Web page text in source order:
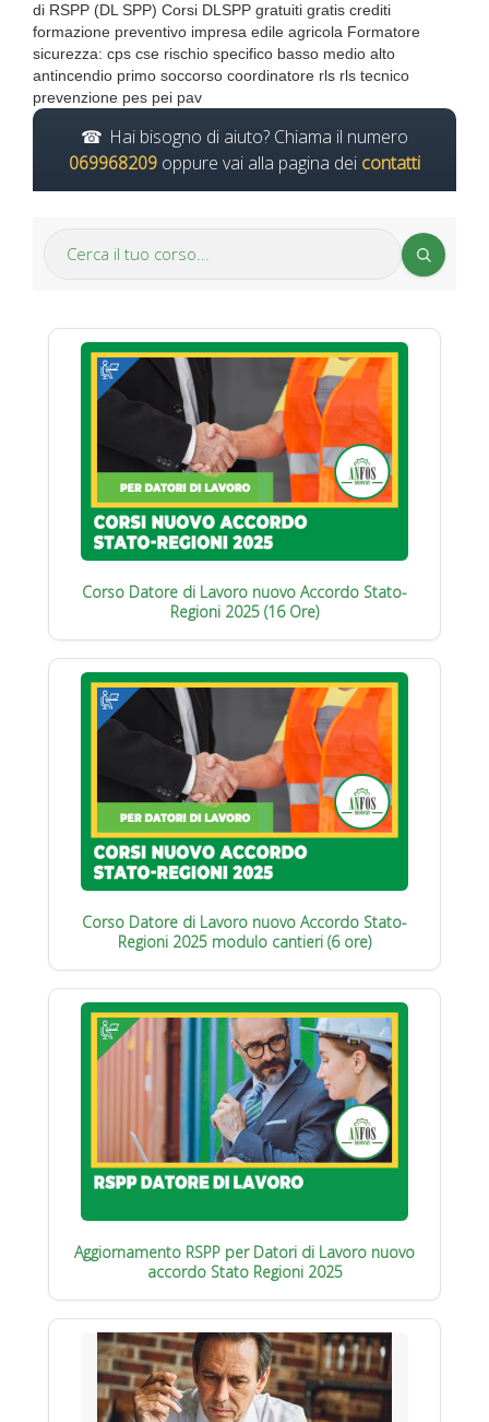
di RSPP (DL SPP) Corsi DLSPP gratuiti gratis crediti
formazione preventivo impresa edile agricola Formatore
sicurezza: cps cse rischio specifico basso medio alto
antincendio primo soccorso coordinatore rls rls tecnico
prevenzione pes pei pav
Hai bisogno di aiuto? Chiama il numero
069968209 oppure vai alla pagina dei contatti
Corso Datore di Lavoro nuovo Accordo Stato-
Regioni 2025 (16 Ore)
Corso Datore di Lavoro nuovo Accordo Stato-
Regioni 2025 modulo cantieri (6 ore)
Aggiornamento RSPP per Datori di Lavoro nuovo
accordo Stato Regioni 2025